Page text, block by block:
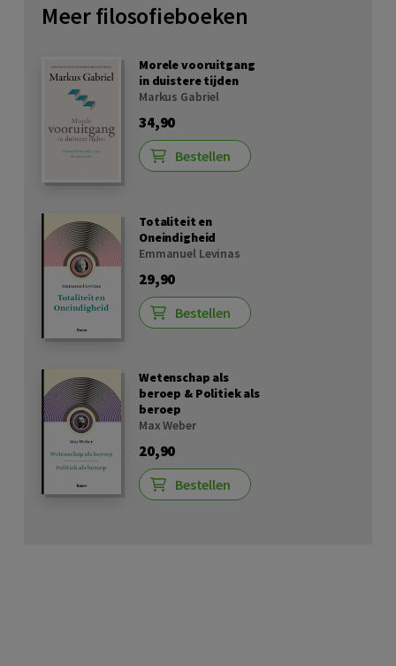
Meer filosofieboeken
Morele vooruitgang
in duistere tijden
Markus Gabriel
34,90
Bestellen
Totaliteit en
Oneindigheid
Emmanuel Levinas
29,90
Bestellen
Wetenschap als
beroep & Politiek als
beroep
Max Weber
20,90
Bestellen